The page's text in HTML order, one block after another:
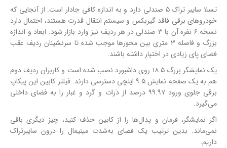
تسلا سایبر تراک ۵ صندلی دارد و به اندازه کافی جادار است. از آنجایی که
خودروهای برقی فاقد گیربکس و سیستم انتقال قدرت هستند، احتمال دارد
نسخه ۶ نفره آن با ۳ صندلی در هر ردیف نیز وارد بازار شود. ابعاد و اندازه
بزرگ و فاصله ۳ متری بین محورها موجب شده تا سرنشینان ردیف عقب
فضای پای زیادی در اختیار داشته باشند.
یک نمایشگر بزرگ ۱۸.۵ روی داشبورد نصب شده است و کاربران ردیف دوم
هم به یک صفحه نمایش ۹.۵ اینچی دسترسی دارند. فیلتر کابین این پیکاپ
برقی جلوی ورود ۹۹.۹۷ درصد از ذرات و گرد و غبار را به فضای داخلی
می‌گیرد.
اگر نمایشگر، فرمان و پدال‌ها را از کابین حذف کنید، چیز دیگری باقی
نمی‌ماند. بدین ترتیب یک فضای به‌شدت مینیمال را درون سایبرتراک
داریم.